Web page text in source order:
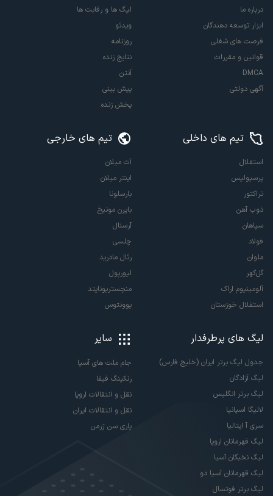
درباره ما
ابزار توسعه دهندگان
فرصت های شغلی
قوانین و مقررات
DMCA
آگهی دولتی
لیگ ها و رقابت ها
ویدئو
روزنامه
نتایج زنده
آنتن
پیش بینی
پخش زنده
تیم های داخلی
استقلال
پرسپولیس
تراکتور
ذوب آهن
سپاهان
فولاد
ملوان
گل‌گهر
آلومینیوم اراک
استقلال خوزستان
تیم های خارجی
آث میلان
اینتر میلان
بارسلونا
بایرن مونیخ
آرسنال
چلسی
رئال مادرید
لیورپول
منچستریونایتد
یوونتوس
لیگ های پرطرفدار
جدول لیگ برتر ایران (خلیج فارس)
لیگ آزادگان
لیگ برتر انگلیس
لالیگا اسپانیا
سری آ ایتالیا
لیگ قهرمانان اروپا
لیگ نخبگان آسیا
لیگ قهرمانان آسیا دو
لیگ برتر فوتسال
سایر
جام ملت های آسیا
رنکینگ فیفا
نقل و انتقالات اروپا
نقل و انتقالات ایران
پاری سن ژرمن